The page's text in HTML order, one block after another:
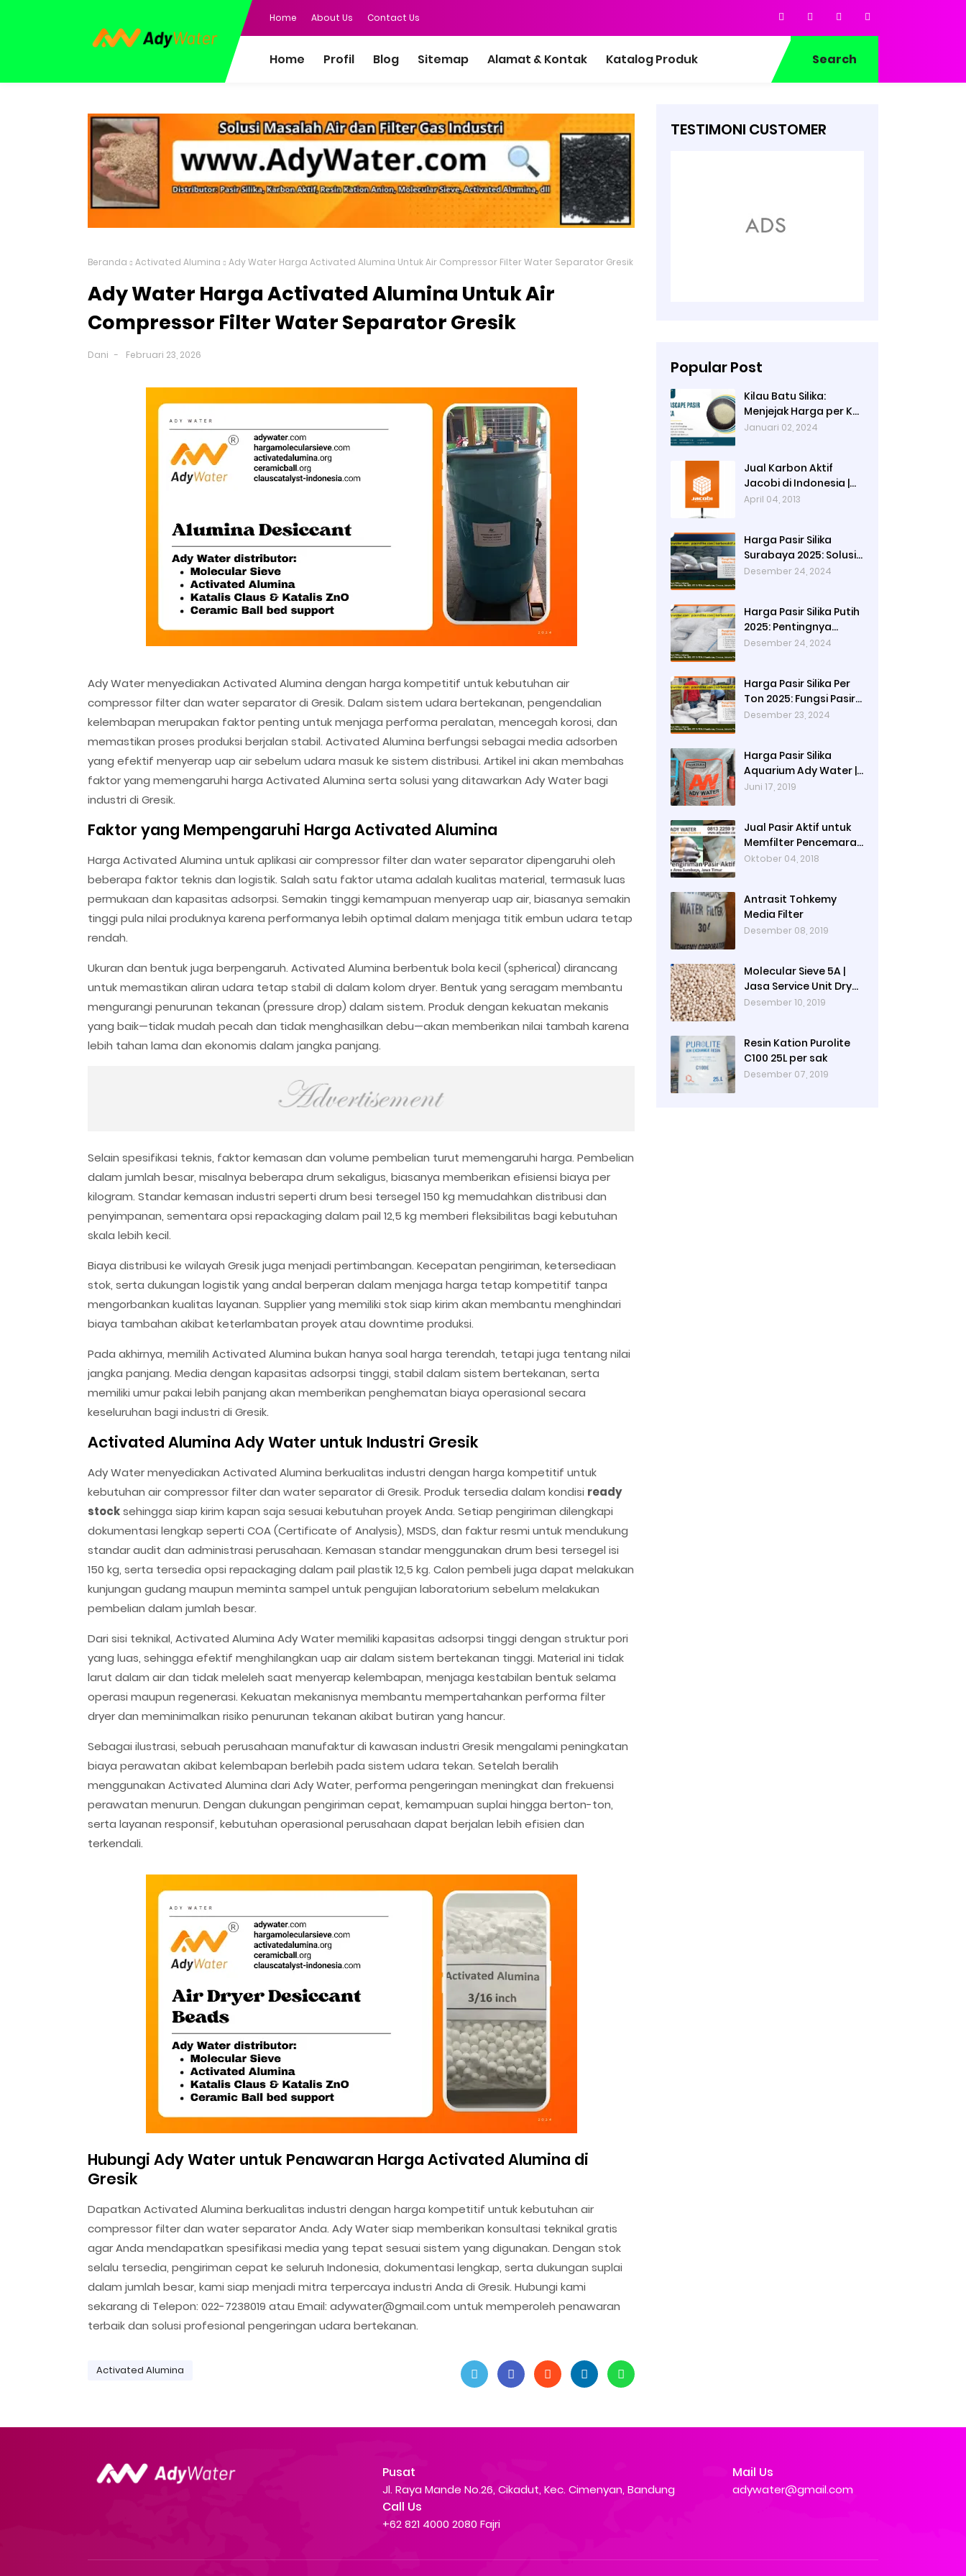
Home About Us Contact Us
Home Profil Blog Sitemap Alamat & Kontak Katalog Produk Search
Beranda Activated Alumina Ady Water Harga Activated Alumina Untuk Air Compressor Filter Water Separator Gresik
Ady Water Harga Activated Alumina Untuk Air
Compressor Filter Water Separator Gresik
Dani Februari 23, 2026
Ady Water menyediakan Activated Alumina dengan harga kompetitif untuk kebutuhan air
compressor filter dan water separator di Gresik. Dalam sistem udara bertekanan, pengendalian
kelembapan merupakan faktor penting untuk menjaga performa peralatan, mencegah korosi, dan
memastikan proses produksi berjalan stabil. Activated Alumina berfungsi sebagai media adsorben
yang efektif menyerap uap air sebelum udara masuk ke sistem distribusi. Artikel ini akan membahas
faktor yang memengaruhi harga Activated Alumina serta solusi yang ditawarkan Ady Water bagi
industri di Gresik.
Faktor yang Mempengaruhi Harga Activated Alumina
Harga Activated Alumina untuk aplikasi air compressor filter dan water separator dipengaruhi oleh
beberapa faktor teknis dan logistik. Salah satu faktor utama adalah kualitas material, termasuk luas
permukaan dan kapasitas adsorpsi. Semakin tinggi kemampuan menyerap uap air, biasanya semakin
tinggi pula nilai produknya karena performanya lebih optimal dalam menjaga titik embun udara tetap
rendah.
Ukuran dan bentuk juga berpengaruh. Activated Alumina berbentuk bola kecil (spherical) dirancang
untuk memastikan aliran udara tetap stabil di dalam kolom dryer. Bentuk yang seragam membantu
mengurangi penurunan tekanan (pressure drop) dalam sistem. Produk dengan kekuatan mekanis
yang baik—tidak mudah pecah dan tidak menghasilkan debu—akan memberikan nilai tambah karena
lebih tahan lama dan ekonomis dalam jangka panjang.
Selain spesifikasi teknis, faktor kemasan dan volume pembelian turut memengaruhi harga. Pembelian
dalam jumlah besar, misalnya beberapa drum sekaligus, biasanya memberikan efisiensi biaya per
kilogram. Standar kemasan industri seperti drum besi tersegel 150 kg memudahkan distribusi dan
penyimpanan, sementara opsi repackaging dalam pail 12,5 kg memberi fleksibilitas bagi kebutuhan
skala lebih kecil.
Biaya distribusi ke wilayah Gresik juga menjadi pertimbangan. Kecepatan pengiriman, ketersediaan
stok, serta dukungan logistik yang andal berperan dalam menjaga harga tetap kompetitif tanpa
mengorbankan kualitas layanan. Supplier yang memiliki stok siap kirim akan membantu menghindari
biaya tambahan akibat keterlambatan proyek atau downtime produksi.
Pada akhirnya, memilih Activated Alumina bukan hanya soal harga terendah, tetapi juga tentang nilai
jangka panjang. Media dengan kapasitas adsorpsi tinggi, stabil dalam sistem bertekanan, serta
memiliki umur pakai lebih panjang akan memberikan penghematan biaya operasional secara
keseluruhan bagi industri di Gresik.
Activated Alumina Ady Water untuk Industri Gresik
Ady Water menyediakan Activated Alumina berkualitas industri dengan harga kompetitif untuk
kebutuhan air compressor filter dan water separator di Gresik. Produk tersedia dalam kondisi ready
stocksehingga siap kirim kapan saja sesuai kebutuhan proyek Anda. Setiap pengiriman dilengkapi
dokumentasi lengkap seperti COA (Certificate of Analysis), MSDS, dan faktur resmi untuk mendukung
standar audit dan administrasi perusahaan. Kemasan standar menggunakan drum besi tersegel isi
150 kg, serta tersedia opsi repackaging dalam pail plastik 12,5 kg. Calon pembeli juga dapat melakukan
kunjungan gudang maupun meminta sampel untuk pengujian laboratorium sebelum melakukan
pembelian dalam jumlah besar.
Dari sisi teknikal, Activated Alumina Ady Water memiliki kapasitas adsorpsi tinggi dengan struktur pori
yang luas, sehingga efektif menghilangkan uap air dalam sistem bertekanan tinggi. Material ini tidak
larut dalam air dan tidak meleleh saat menyerap kelembapan, menjaga kestabilan bentuk selama
operasi maupun regenerasi. Kekuatan mekanisnya membantu mempertahankan performa filter
dryer dan meminimalkan risiko penurunan tekanan akibat butiran yang hancur.
Sebagai ilustrasi, sebuah perusahaan manufaktur di kawasan industri Gresik mengalami peningkatan
biaya perawatan akibat kelembapan berlebih pada sistem udara tekan. Setelah beralih
menggunakan Activated Alumina dari Ady Water, performa pengeringan meningkat dan frekuensi
perawatan menurun. Dengan dukungan pengiriman cepat, kemampuan suplai hingga berton-ton,
serta layanan responsif, kebutuhan operasional perusahaan dapat berjalan lebih efisien dan
terkendali.
Hubungi Ady Water untuk Penawaran Harga Activated Alumina di
Gresik
Dapatkan Activated Alumina berkualitas industri dengan harga kompetitif untuk kebutuhan air
compressor filter dan water separator Anda. Ady Water siap memberikan konsultasi teknikal gratis
agar Anda mendapatkan spesifikasi media yang tepat sesuai sistem yang digunakan. Dengan stok
selalu tersedia, pengiriman cepat ke seluruh Indonesia, dokumentasi lengkap, serta dukungan suplai
dalam jumlah besar, kami siap menjadi mitra terpercaya industri Anda di Gresik. Hubungi kami
sekarang di Telepon: 022-7238019 atau Email: adywater@gmail.com untuk memperoleh penawaran
terbaik dan solusi profesional pengeringan udara bertekanan.
Activated Alumina
TESTIMONI CUSTOMER
Popular Post
Kilau Batu Silika:
Menjejak Harga per Kg
dan Keunggulan
Januari 02, 2024
Jual Karbon Aktif
Jacobi di Indonesia |
Ady Water
April 04, 2013
Harga Pasir Silika
Surabaya 2025: Solusi
Filter Air untuk
Desember 24, 2024
Harga Pasir Silika Putih
2025: Pentingnya
Kualitas Air dalam
Sebagai Penyaring
Partikel Tersuspensi
Desember 24, 2024
Harga Pasir Silika Per
Ton 2025: Fungsi Pasir
Silika dalam Water
Desember 23, 2024
Harga Pasir Silika
Aquarium Ady Water |
Jual Pasir Silika untuk
Bekasi
Juni 17, 2019
Jual Pasir Aktif untuk
Memfilter Pencemaran
Sungai!
Oktober 04, 2018
Antrasit Tohkemy
Media Filter
Desember 08, 2019
Molecular Sieve 5A |
Jasa Service Unit Dryer
Drier Pabrik
Desember 10, 2019
Resin Kation Purolite
C100 25L per sak
Desember 07, 2019
Pusat
Jl. Raya Mande No.26, Cikadut, Kec. Cimenyan, Bandung
Mail Us
adywater@gmail.com
Call Us
+62 821 4000 2080 Fajri